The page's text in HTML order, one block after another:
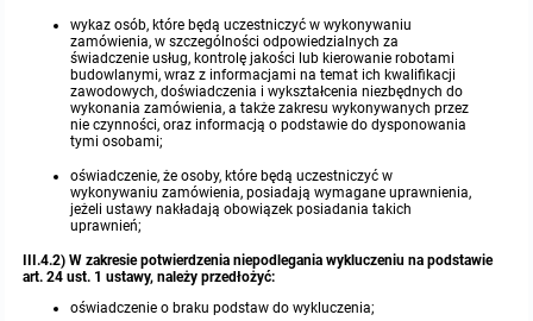
wykaz osób, które będą uczestniczyć w wykonywaniu
zamówienia, w szczególności odpowiedzialnych za
świadczenie usług, kontrolę jakości lub kierowanie robotami
budowlanymi, wraz z informacjami na temat ich kwalifikacji
zawodowych, doświadczenia i wykształcenia niezbędnych do
wykonania zamówienia, a także zakresu wykonywanych przez
nie czynności, oraz informacją o podstawie do dysponowania
tymi osobami;
oświadczenie, że osoby, które będą uczestniczyć w
wykonywaniu zamówienia, posiadają wymagane uprawnienia,
jeżeli ustawy nakładają obowiązek posiadania takich
uprawnień;
III.4.2) W zakresie potwierdzenia niepodlegania wykluczeniu na podstawie
art. 24 ust. 1 ustawy, należy przedłożyć:
oświadczenie o braku podstaw do wykluczenia;